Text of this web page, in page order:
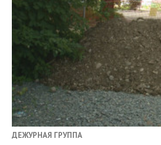
ДЕЖУРНАЯ ГРУППА